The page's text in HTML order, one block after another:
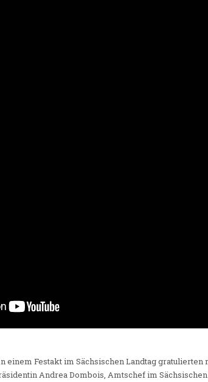
einem Festakt im Sächsischen Landtag
Andrea Dombois, Amtschef im